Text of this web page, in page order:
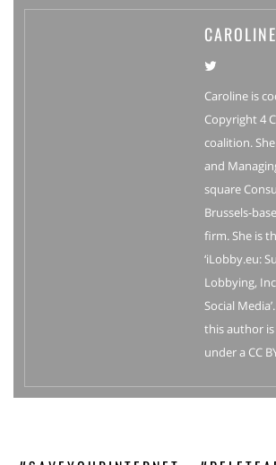
Caroline is
Copyright 4
coalition.
and
square
Brussels-
firm. She is
‘iLobby.eu:
Lobbying,
Social
this author
under a CC